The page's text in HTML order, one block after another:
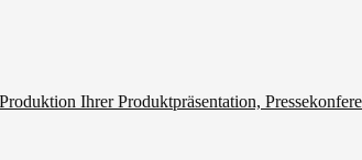
Ihrer Produktpräsentation,